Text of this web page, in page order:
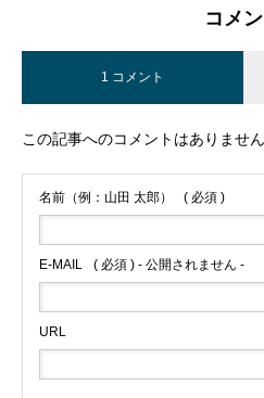
コメ
1 コメント
この記事へのコメントはありません
名前（例：山田 太郎） ( 必須 )
E-MAIL ( 必須 ) - 公開されません -
URL